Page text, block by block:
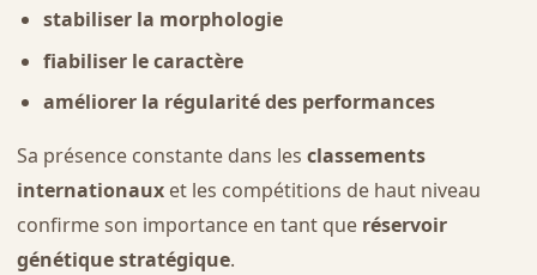
stabiliser la morphologie
fiabiliser le caractère
améliorer la régularité des performances
Sa présence constante dans les classements
internationauxet les compétitions de haut niveau
confirme son importance en tant que réservoir
génétique stratégique.